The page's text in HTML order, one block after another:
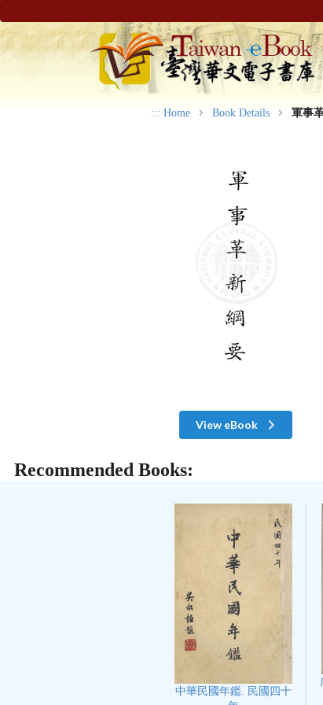
::: Home Book Details 軍事
View eBook
Recommended Books:
中華民國年鑑. 民國四十